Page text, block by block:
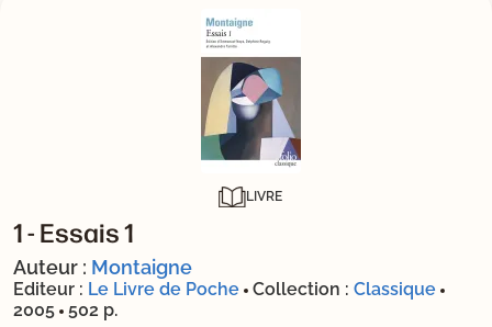
LIVRE
1 -Essais 1
Auteur : Montaigne
Editeur : Le Livre de Poche Collection : Classique
2005
502 p.